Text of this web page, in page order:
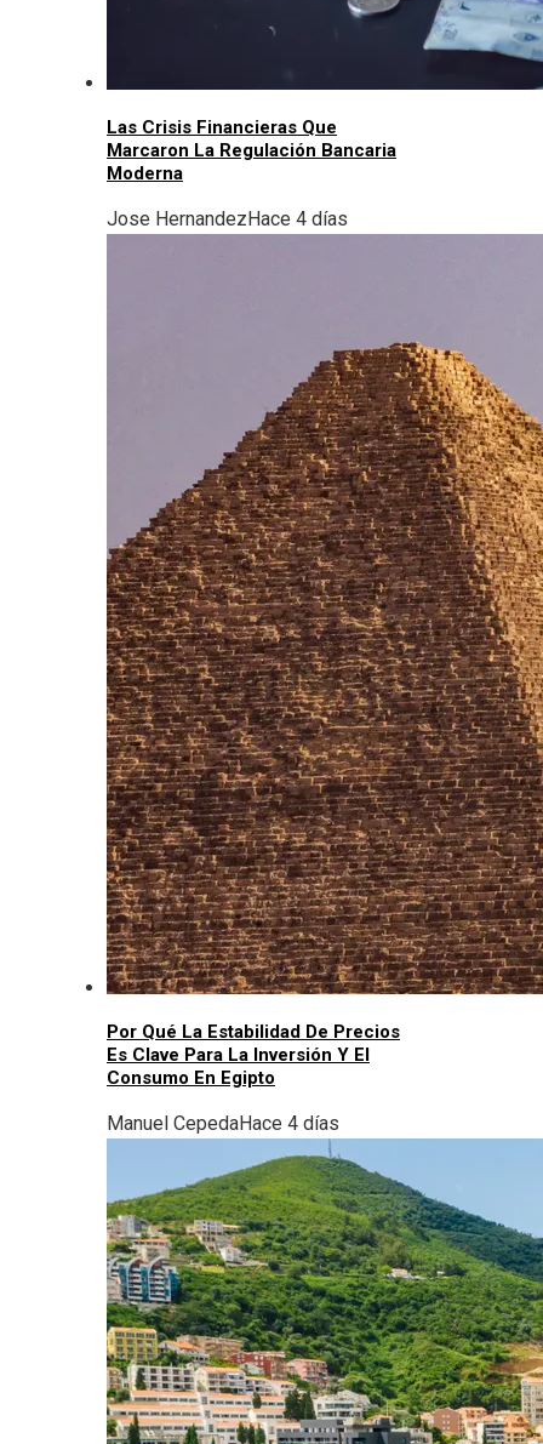
Las Crisis Financieras Que
Marcaron La Regulación Bancaria
Moderna
Jose HernandezHace 4 días
Por Qué La Estabilidad De Precios
Es Clave Para La Inversión Y El
Consumo En Egipto
Manuel CepedaHace 4 días